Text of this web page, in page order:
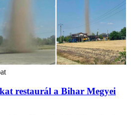
restaurál a Bihar Megyei